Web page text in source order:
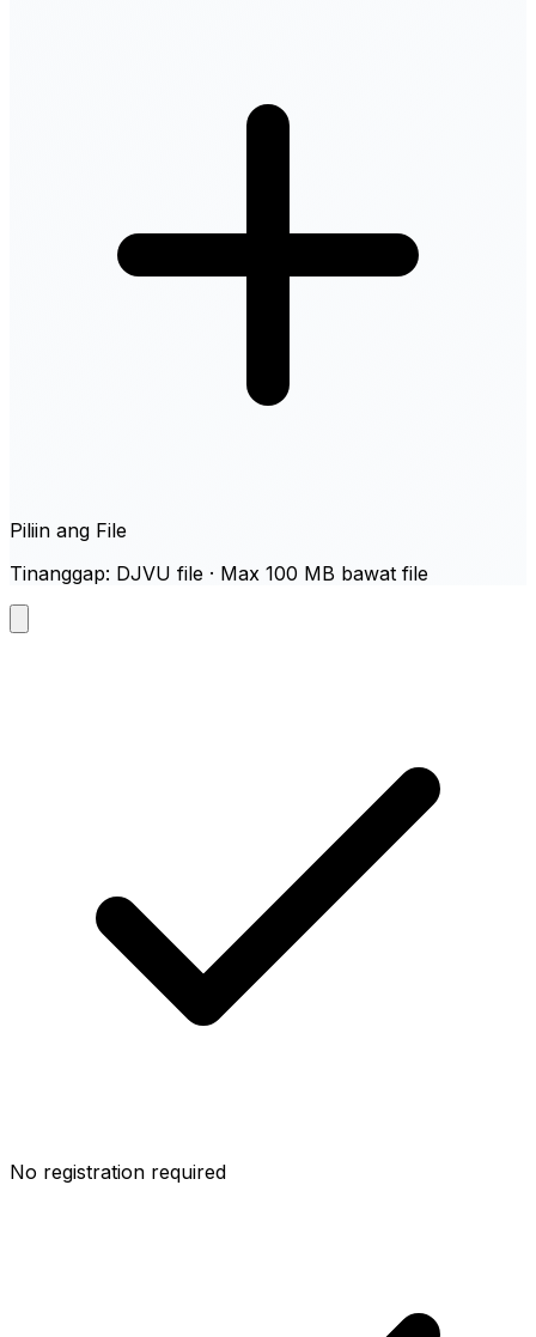
Piliin ang File
Tinanggap: DJVU file · Max 100 MB bawat file
No registration required